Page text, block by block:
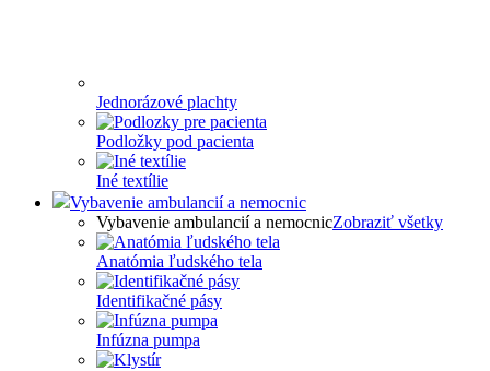
Jednorázové plachty
Podložky pod pacienta
Iné textílie
Vybavenie ambulancií a nemocnic
Vybavenie ambulancií a nemocnicZobraziť všetky
Anatómia ľudského tela
Identifikačné pásy
Infúzna pumpa